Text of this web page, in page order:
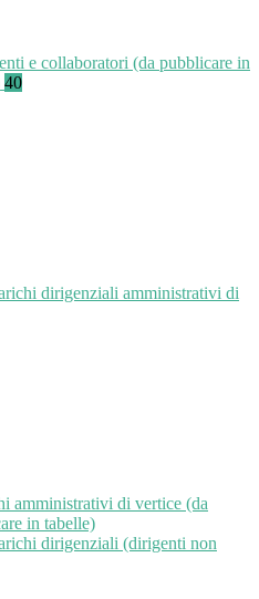
e collaboratori (da pubblicare in
40
dirigenziali amministrativi di
amministrativi di vertice (da
in tabelle)
dirigenziali (dirigenti non